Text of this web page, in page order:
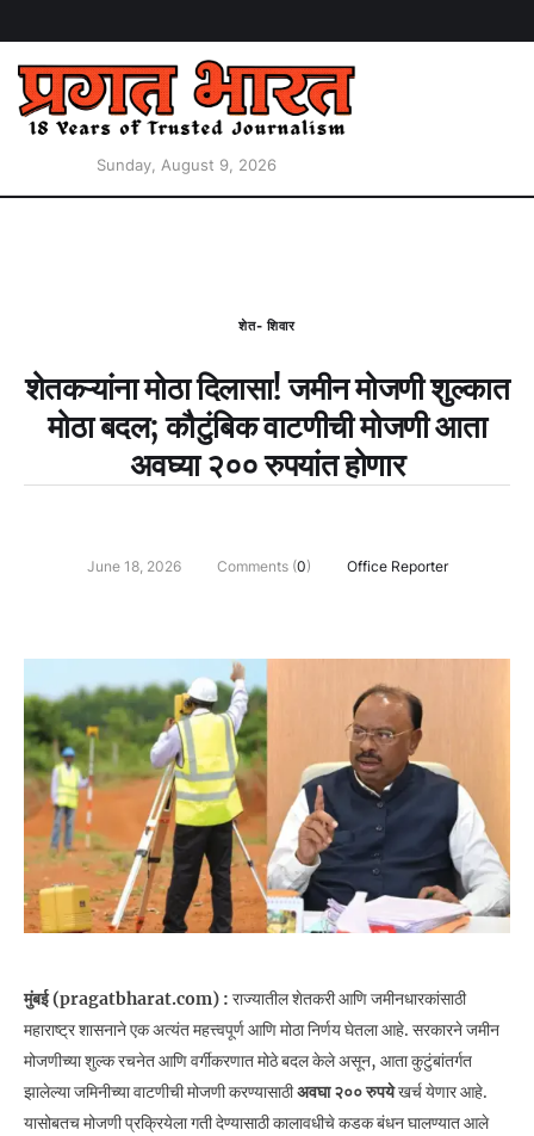
Sunday, August 9, 2026
शेत- शिवार
शेतकऱ्यांना मोठा दिलासा! जमीन मोजणी शुल्कात
मोठा बदल; कौटुंबिक वाटणीची मोजणी आता
अवघ्या २०० रुपयांत होणार
June 18, 2026 Comments (0) Office Reporter
मुंबई (pragatbharat.com) : राज्यातील शेतकरी आणि जमीनधारकांसाठी
महाराष्ट्र शासनाने एक अत्यंत महत्त्वपूर्ण आणि मोठा निर्णय घेतला आहे. सरकारने जमीन
मोजणीच्या शुल्क रचनेत आणि वर्गीकरणात मोठे बदल केले असून, आता कुटुंबांतर्गत
झालेल्या जमिनीच्या वाटणीची मोजणी करण्यासाठीअवघा २०० रुपयेखर्च येणार आहे.
यासोबतच मोजणी प्रक्रियेला गती देण्यासाठी कालावधीचे कडक बंधन घालण्यात आले